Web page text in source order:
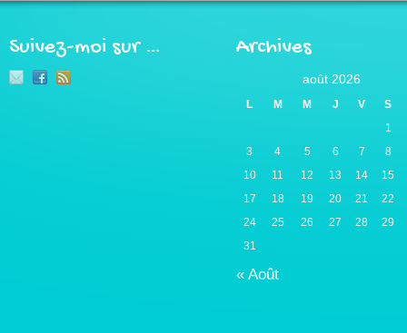
Suivez-moi sur … Archives
août 2026
L M M J V S
« Août
1
3
4 5 6 7
8
10
11 12 13 14
15
17
18 19 20 21
22
24
25 26 27 28
29
31